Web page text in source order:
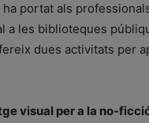
ha portat als
a les biblioteques
dues activitats per
visual per a la no-